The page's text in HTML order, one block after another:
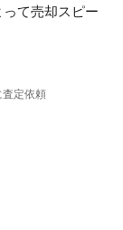
て売却スピー